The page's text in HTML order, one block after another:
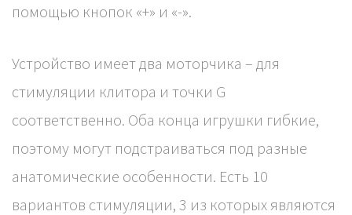
помощью кнопок «+» и «-».
Устройство имеет два моторчика – для
стимуляции клитора и точки G
соответственно. Оба конца игрушки гибкие,
поэтому могут подстраиваться под разные
анатомические особенности. Есть 10
вариантов стимуляции, 3 из которых являются